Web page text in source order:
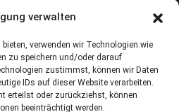
verwalten
verwenden wir Technologien wie
zu speichern und/oder darauf
zustimmst, können wir Daten
IDs auf dieser Website verarbeiten.
erteilst oder zurückziehst, können
beeinträchtigt werden.